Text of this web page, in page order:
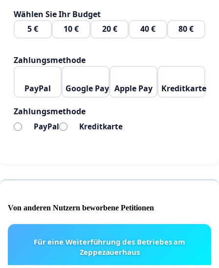
Wählen Sie Ihr Budget
5 €
10 € 20 € 40 € 80 €
Zahlungsmethode
PayPal Google Pay Apple Pay Kreditkarte
Zahlungsmethode
PayPal Kreditkarte
Von anderen Nutzern beworbene Petitionen
Für eine Weiterführung des Betriebes am
Zeppezauerhaus